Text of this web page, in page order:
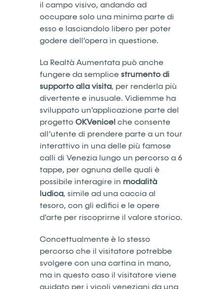
il campo visivo, andando ad
occupare solo una minima parte di
esso e lasciandolo libero per poter
godere dell’opera in questione.
La Realtà Aumentata può anche
fungere da semplice strumento di
supporto alla visita, per renderla più
divertente e inusuale. Vidiemme ha
sviluppato un’applicazione parte del
progetto OKVenice! che consente
all’utente di prendere parte a un tour
interattivo in una delle più famose
calli di Venezia lungo un percorso a 6
tappe, per ognuna delle quali è
possibile interagire in modalità
ludica, simile ad una caccia al
tesoro, con gli edifici e le opere
d’arte per riscoprirne il valore storico.
Concettualmente è lo stesso
percorso che il visitatore potrebbe
svolgere con una cartina in mano,
ma in questo caso il visitatore viene
guidato per i vicoli veneziani da una